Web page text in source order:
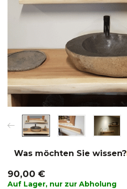
Was möchten Sie wissen?
90,00 €
Auf Lager, nur zur Abholung